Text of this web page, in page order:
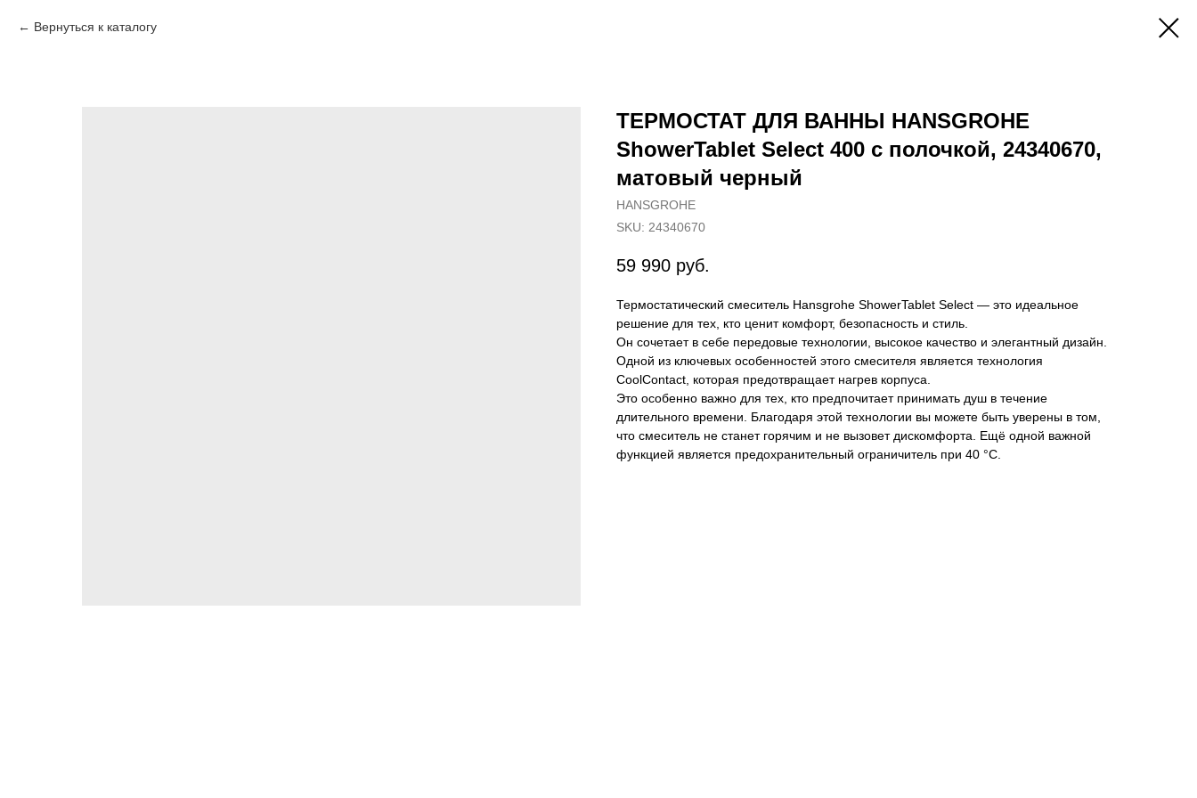
Вернуться к каталогу
ТЕРМОСТАТ ДЛЯ ВАННЫ HANSGROHE
ShowerTablet Select 400 с полочкой, 24340670,
матовый черный
HANSGROHE
SKU: 24340670
59 990 руб.
Термостатический смеситель Hansgrohe ShowerTablet Select — это идеальное
решение для тех, кто ценит комфорт, безопасность и стиль.
Он сочетает в себе передовые технологии, высокое качество и элегантный дизайн.
Одной из ключевых особенностей этого смесителя является технология
CoolContact, которая предотвращает нагрев корпуса.
Это особенно важно для тех, кто предпочитает принимать душ в течение
длительного времени. Благодаря этой технологии вы можете быть уверены в том,
что смеситель не станет горячим и не вызовет дискомфорта. Ещё одной важной
функцией является предохранительный ограничитель при 40 °C.